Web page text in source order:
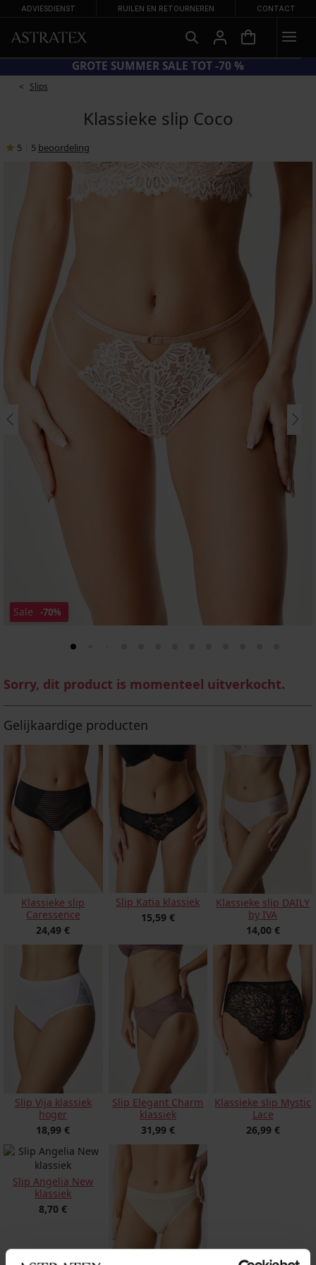
ADVIESDIENST RUILEN EN RETOURNEREN CONTACT
BRA20 = BH'S -20%
Slips
Klassieke slip Coco
5 5 beoordeling
Sale -70%
Sorry, dit product is momenteel uitverkocht.
Gelijkaardige producten
Klassieke slip
Caressence
24,49 €
Slip Katia klassiek
15,59 €
Klassieke slip DAILY
by IVA
14,00 €
Slip Vija klassiek
hoger
18,99 €
Slip Elegant Charm
klassiek
31,99 €
Klassieke slip Mystic
Lace
26,99 €
Slip Angelia New
klassiek
8,70 €